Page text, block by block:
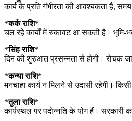
कार्य के प्रति गंभीरता की आवश्यकता है,
*कर्क राशि*
चल रहे कार्यों में रुकावट आ सकती है। भूमि-
*सिंह राशि*
दिन की शुरुआत प्रसन्नता से होगी। रोचक
*कन्या राशि*
मनचाहा कार्य न मिलने से उदासी रहेगी।
*तुला राशि*
कार्यस्थल पर पदोन्नति के योग हैं। सरकारी